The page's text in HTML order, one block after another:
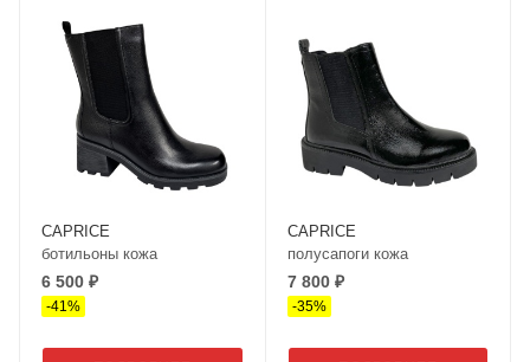
CAPRICE
ботильоны кожа
6 500 ₽
-41%
CAPRICE
полусапоги кожа
7 800 ₽
-35%